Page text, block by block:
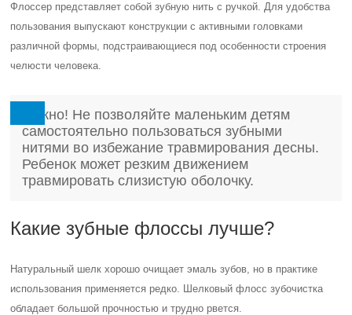
Флоссер представляет собой зубную нить с ручкой. Для удобства
пользования выпускают конструкции с активными головками
различной формы, подстраивающиеся под особенности строения
челюсти человека.
Важно! Не позволяйте маленьким детям
самостоятельно пользоваться зубными
нитями во избежание травмирования десны.
Ребенок может резким движением
травмировать слизистую оболочку.
Какие зубные флоссы лучше?
Натуральный шелк хорошо очищает эмаль зубов, но в практике
использования применяется редко. Шелковый флосс зубочистка
обладает большой прочностью и трудно рвется.